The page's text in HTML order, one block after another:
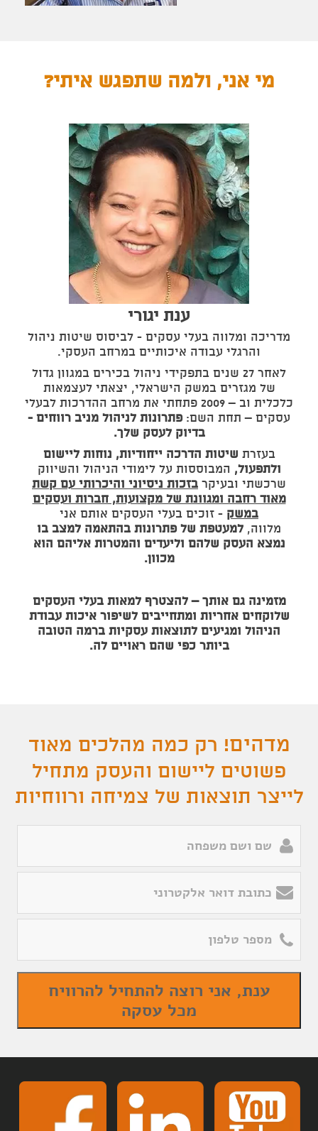
מי אני, ולמה שתפגש איתי?
ענת יגורי
מדריכה ומלווה בעלי עסקים - לביסוס שיטות ניהול
והרגלי עבודה איכותיים במרחב העסקי.
לאחר 27 שנים בתפקידי ניהול בכירים במגוון גדול
של מגזרים במשק הישראלי, יצאתי לעצמאות
כלכלית וב – 2009 פתחתי את מרחב ההדרכות לבעלי
עסקים – תחת השם:פתרונות לניהול מניב רווחים -
בדיוק לעסק שלך.
בעזרת שיטות הדרכה ייחודיות, נוחות ליישום
ולתפעול, המבוססות על לימודי הניהול והשיווק
שרכשתי ובעיקר בזכות ניסיוני והיכרותי עם קשת
מאוד רחבה ומגוונת של מקצועות, חברות ועסקים
במשק - זוכים בעלי העסקים אותם אני
מלווה, למעטפת של פתרונות בהתאמה למצב בו
נמצא העסק שלהם וליעדים והמטרות אליהם הוא
מכוון.
מזמינה גם אותך – להצטרף למאות בעלי העסקים
שלוקחים אחריות ומתחייבים לשיפור איכות עבודת
הניהול ומגיעים לתוצאות עסקיות ברמה הטובה
ביותר כפי שהם ראויים לה.
מדהים! רק כמה מהלכים מאוד
פשוטים ליישום והעסק מתחיל
לייצר תוצאות של צמיחה ורווחיות